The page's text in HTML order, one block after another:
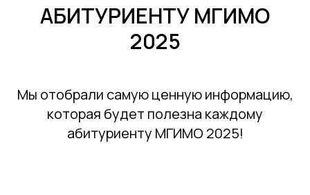
АБИТУРИЕНТУ МГИМО
2025
Мы отобрали самую ценную информацию,
которая будет полезна каждому
абитуриенту МГИМО 2025!